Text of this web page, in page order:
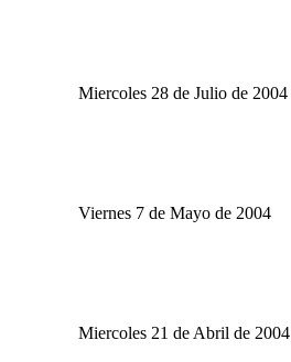
Miercoles 28 de Julio de 2004
Viernes 7 de Mayo de 2004
Miercoles 21 de Abril de 2004